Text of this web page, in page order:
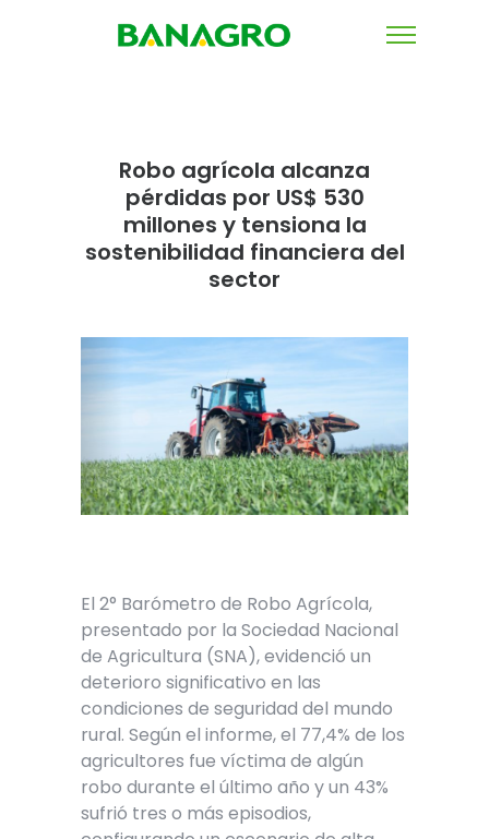
Robo agrícola alcanza
pérdidas por US$ 530
millones y tensiona la
sostenibilidad financiera del
sector
El 2° Barómetro de Robo Agrícola,
presentado por la Sociedad Nacional
de Agricultura (SNA), evidenció un
deterioro significativo en las
condiciones de seguridad del mundo
rural. Según el informe, el 77,4% de los
agricultores fue víctima de algún
robo durante el último año y un 43%
sufrió tres o más episodios,